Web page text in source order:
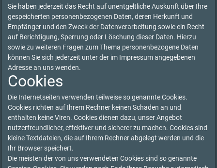
Sie haben jederzeit das Recht auf unentgeltliche Auskunft über Ihre
gespeicherten personenbezogenen Daten, deren Herkunft und
Empfänger und den Zweck der Datenverarbeitung sowie ein Recht
auf Berichtigung, Sperrung oder Löschung dieser Daten. Hierzu
sowie zu weiteren Fragen zum Thema personenbezogene Daten
können Sie sich jederzeit unter der im Impressum angegebenen
Adresse an uns wenden.
Cookies
Die Internetseiten verwenden teilweise so genannte Cookies.
Cookies richten auf Ihrem Rechner keinen Schaden an und
enthalten keine Viren. Cookies dienen dazu, unser Angebot
nutzerfreundlicher, effektiver und sicherer zu machen. Cookies sind
kleine Textdateien, die auf Ihrem Rechner abgelegt werden und die
Ihr Browser speichert.
Die meisten der von uns verwendeten Cookies sind so genannte